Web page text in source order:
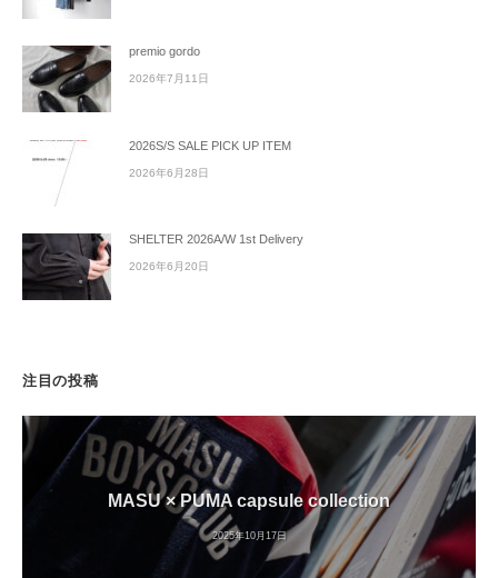
premio gordo
2026年7月11日
2026S/S SALE PICK UP ITEM
2026年6月28日
SHELTER 2026A/W 1st Delivery
2026年6月20日
注目の投稿
MASU × PUMA capsule collection
2025年10月17日